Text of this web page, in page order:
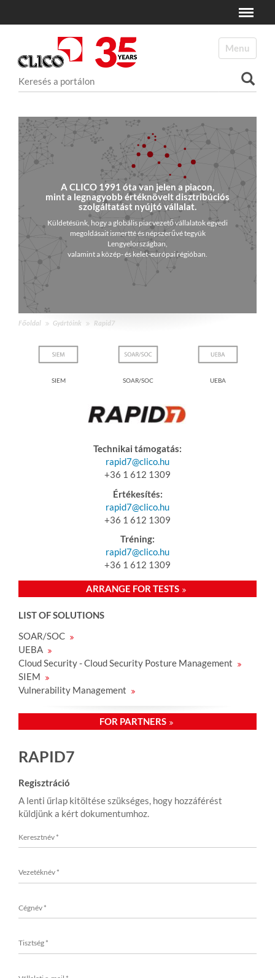
Toggle
A CLICO 1991 óta van jelen a piacon,
mint a legnagyobb értéknövelt disztribúciós
szolgáltatást nyújtó vállalat.
Küldetésünk, hogy a globális piacvezető vállalatok egyedi
megoldásait ismertté és népszerűvé tegyük
Lengyelországban,
valamint a közép- és kelet-európai régióban.
Főoldal Gyártóink Rapid7
SIEM SOAR/SOC UEBA
Technikai támogatás:
rapid7@clico.hu
+36 1 612 1309
Értékesítés:
rapid7@clico.hu
+36 1 612 1309
Tréning:
rapid7@clico.hu
+36 1 612 1309
ARRANGE FOR TESTS
LIST OF SOLUTIONS
SOAR/SOC
UEBA
Cloud Security - Cloud Security Posture Management
SIEM
Vulnerability Management
FOR PARTNERS
RAPID7
Regisztráció
A lenti űrlap kitöltése szükséges, hogy hozzáférést
küldjünk a kért dokumentumhoz.